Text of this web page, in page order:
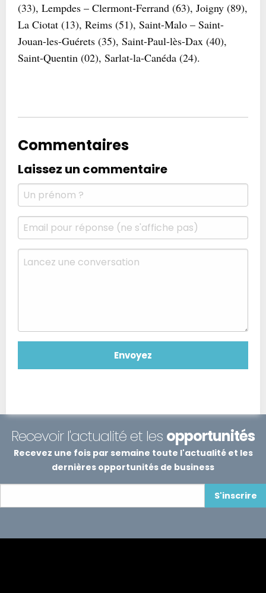
(33), Lempdes – Clermont-Ferrand (63), Joigny (89),
La Ciotat (13), Reims (51), Saint-Malo – Saint-
Jouan-les-Guérets (35), Saint-Paul-lès-Dax (40),
Saint-Quentin (02), Sarlat-la-Canéda (24).
Commentaires
Laissez un commentaire
Recevoir l'actualité et les opportunités
Recevez une fois par semaine toute l'actualité et les
dernières opportunités de business
S'inscrire